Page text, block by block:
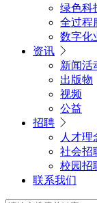
绿色科
全过程
数字化
资讯
新闻活
出版物
视频
公益
招聘
人才理
社会招
校园招
联系我们